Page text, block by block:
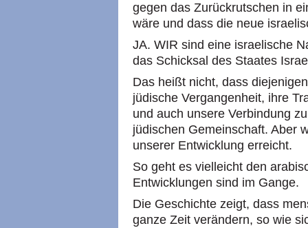
gegen das Zurückrutschen in
wäre und dass die neue
JA. WIR sind eine israelische
das Schicksal des Staates
Das heißt nicht, dass
jüdische Vergangenheit, ihre
und auch unsere Verbindung
jüdischen Gemeinschaft. Aber
unserer Entwicklung erreicht.
So geht es vielleicht den
Entwicklungen sind im Gange.
Die Geschichte zeigt, dass
ganze Zeit verändern, so wie